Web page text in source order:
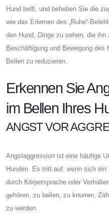
Hund bellt, und beheben Sie die
wie das Erlernen des „Ruhe“-
den Hund, Dinge zu sehen, die
Beschäftigung und Bewegung des
Bellen zu reduzieren.
Erkennen Sie
im Bellen Ihres
ANGST VOR
Angstaggression ist eine häufige
Hunden. Es tritt auf, wenn sich
durch Körpersprache oder
gehören, zu bellen, zu knurren,
zu werden.